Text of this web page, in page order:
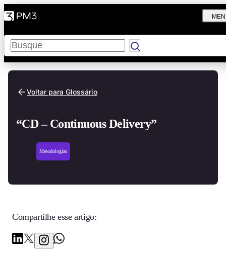
Pesquisar
Voltar para Glossário
“CD – Continuous Delivery”
Metodologias
Compartilhe esse artigo: